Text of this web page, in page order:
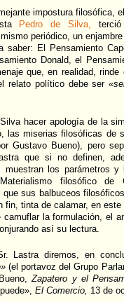
impostura filosófica,
Pedro de Silva,
periódico, un
saber: El Pensamiento
Donald, el
que, en realidad,
relato político debe ser
hacer apología de la
las miserias filosóficas de
Gustavo Bueno), pero
que si no definen,
muestran los parámetros
filosófico de
que sus balbuceos
tinta de calamar, en
camuflar la formulación, el
así su lectura.
Lastra diremos, en
(el portavoz del Grupo
Zapatero y el
El Comercio, 13 de